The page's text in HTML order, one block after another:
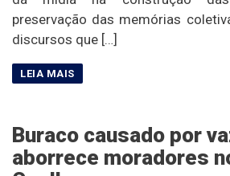
preservação das memórias
discursos que […]
Buraco causado por
aborrece moradores